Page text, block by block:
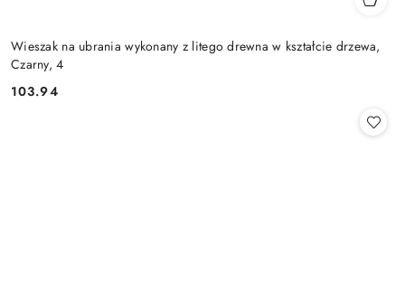
Wieszak na ubrania wykonany z litego drewna w kształcie drzewa,
Czarny, 4
Cena:
103.94